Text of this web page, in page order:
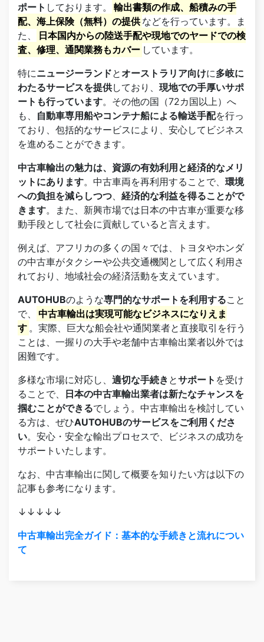
ポート しております。
輸出書類の作成、船積みの手
配、海上保険（無料）の提供 などを行っています。ま
た、
日本国内からの陸送手配や現地でのヤードでの検
査、修理、通関業務もカバー しています。
特にニュージーランドと オーストラリア向けに多岐に
わたるサービスを提供しており、 現地での手厚いサポ
ートも行っています。その他の国（72カ国以上）へ
も、 自動車専用船やコンテナ船による輸送手配を行っ
ており、包括的なサービスにより、安心してビジネス
を進めることができます。
中古車輸出の魅力は、資源の有効利用と経済的なメリ
ットにあります。中古車両を再利用することで、 環境
への負担を減らしつつ、 経済的な利益を得ることがで
きます。また、新興市場では日本の中古車が重要な移
動手段として社会に貢献していると言えます。
例えば、アフリカの多くの国々では、トヨタやホンダ
の中古車がタクシーや公共交通機関として広く利用さ
れており、地域社会の経済活動を支えています。
AUTOHUBのような専門的なサポートを利用すること
で、
中古車輸出は実現可能なビジネスになりえま
す 。実際、巨大な船会社や通関業者と直接取引を行う
ことは、一握りの大手や老舗中古車輸出業者以外では
困難です。
多様な市場に対応し、 適切な手続き とサポート を受け
ることで、
日本の中古車輸出業者は新たなチャンスを
掴むことができるでしょう。中古車輸出を検討してい
る方は、ぜひAUTOHUBのサービスをご利用くださ
い。安心・安全な輸出プロセスで、ビジネスの成功を
サポートいたします。
なお、中古車輸出に関して概要を知りたい方は以下の
記事も参考になります。
↓↓↓↓↓
中古車輸出完全ガイド：基本的な手続きと流れについ
て